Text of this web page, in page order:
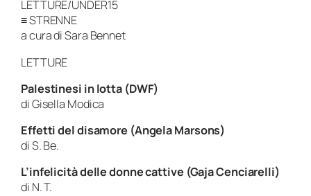
LETTURE/UNDER15
≡ STRENNE
a cura di Sara Bennet
LETTURE
Palestinesi in lotta (DWF)
di Gisella Modica
Effetti del disamore (Angela Marsons)
di S. Be.
L’infelicità delle donne cattive (Gaja Cenciarelli)
di N. T.